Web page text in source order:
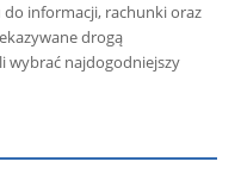
informacji, rachunki oraz
drogą
wybrać najdogodniejszy
Antoni Radczenko
Płokszto
Grzegorz Górny